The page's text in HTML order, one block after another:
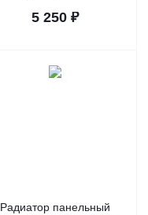
5 250₽
Радиатор панельный